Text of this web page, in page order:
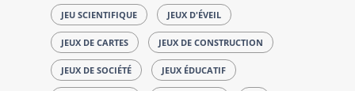
JEU SCIENTIFIQUE JEUX D'ÉVEIL
JEUX DE CARTES JEUX DE CONSTRUCTION
JEUX DE SOCIÉTÉ JEUX ÉDUCATIF